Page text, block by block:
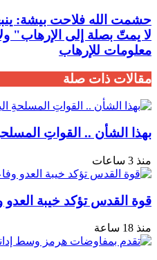
حشمت الله فلاحت بيشة:
لا يمتّ بصلة إلى الإرهاب"
معلومات للإرهاب
مقالات ذات صلة
بهذا الشأن .. القواتِ
منذ 3 ساعات
قوة القدس تؤكد خيبة العدو
منذ 18 ساعة